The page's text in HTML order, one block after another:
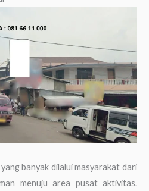
banyak dilalui masyarakat dari
menuju area pusat aktivitas.